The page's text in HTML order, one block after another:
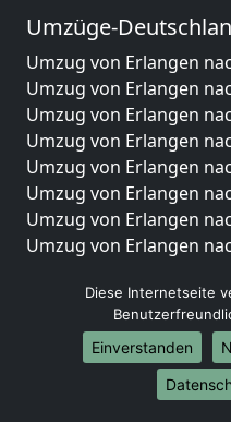
Umzüge-
Umzug von Erlangen
Umzug von Erlangen
Umzug von Erlangen
Umzug von Erlangen
Umzug von Erlangen
Umzug von Erlangen
Umzug von Erlangen
Umzug von Erlangen
Umzug von Erlangen
Umzug von Erlangen
Umzug von Erlangen
Umzug von Erlangen
Umzug von Erlangen
Diese Internetseite
Einverstanden